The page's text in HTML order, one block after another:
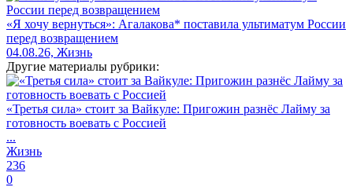
«Я хочу вернуться»: Агалакова* поставила ультиматум России
перед возвращением
04.08.26, Жизнь
Другие материалы рубрики:
«Третья сила» стоит за Вайкуле: Пригожин разнёс Лайму за
готовность воевать с Россией
...
Жизнь
236
0